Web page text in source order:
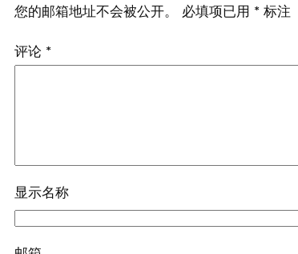
您的邮箱地址不会被公开。 必填项已用 * 标注
评论 *
显示名称